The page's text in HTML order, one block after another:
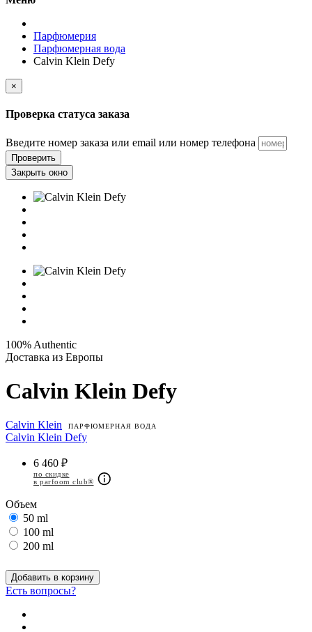
Парфюмерия
Парфюмерная вода
Calvin Klein Defy
×
Проверка статуса заказа
Введите номер заказа или email или номер телефона
Проверить
Закрыть окно
100% Authentic
Доставка из Европы
Calvin Klein Defy
Calvin Klein ПАРФЮМЕРНАЯ ВОДА
Calvin Klein Defy
6 460 ₽
по скидке
в parfoom club®
Объем
50 ml
100 ml
200 ml
Добавить в корзину
Есть вопросы?